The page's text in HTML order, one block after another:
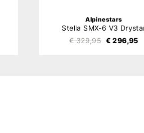
Alpinestars
Stella SMX-6 V3
€ 329,95 € 296,95